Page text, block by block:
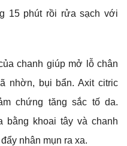
15 phút rồi rửa sạch với
chanh giúp mở lỗ chân
nhờn, bụi bẩn. Axit citric
chứng tăng sắc tố da.
bằng khoai tây và chanh
nhân mụn ra xa.